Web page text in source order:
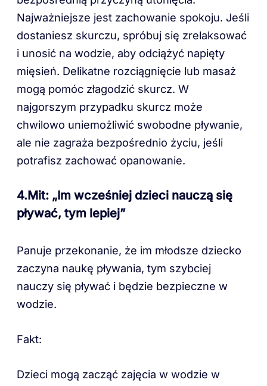
Najważniejsze jest zachowanie spokoju. Jeśli
dostaniesz skurczu, spróbuj się zrelaksować
i unosić na wodzie, aby odciążyć napięty
mięsień. Delikatne rozciągnięcie lub masaż
mogą pomóc złagodzić skurcz. W
najgorszym przypadku skurcz może
chwilowo uniemożliwić swobodne pływanie,
ale nie zagraża bezpośrednio życiu, jeśli
potrafisz zachować opanowanie.
4.Mit: „Im wcześniej dzieci nauczą się
pływać, tym lepiej”
Panuje przekonanie, że im młodsze dziecko
zaczyna naukę pływania, tym szybciej
nauczy się pływać i będzie bezpieczne w
wodzie.
Fakt:
Dzieci mogą zacząć zajęcia w wodzie w